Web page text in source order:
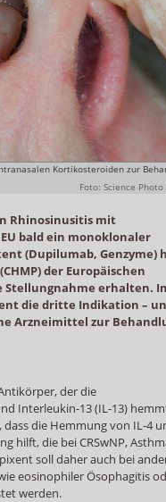
Kortikosteroiden zur
Foto: Science
Rhinosinusitis mit
bald ein monoklonaler
(Dupilumab, Genzyme)
der Europäischen
Stellungnahme erhalten.
die dritte Indikation –
Arzneimittel zur
der die
Interleukin-13 (IL-13)
die Hemmung von IL-4
hilft, die bei CRSwNP,
soll daher auch bei
eosinophiler Ösophagitis
werden.